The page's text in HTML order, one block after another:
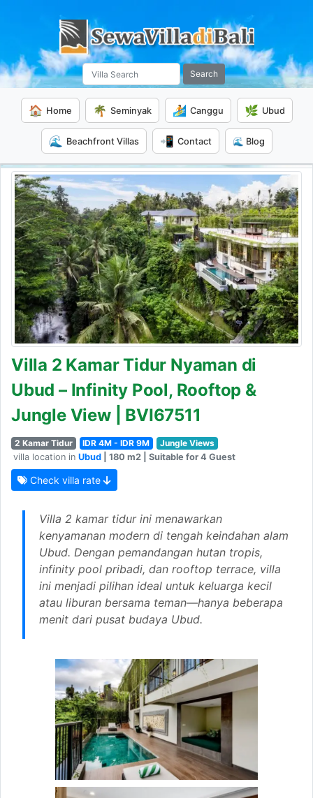
Search
🏠 Home 🌴 Seminyak 🏄 Canggu 🌿 Ubud
🌊 Beachfront Villas 📲 Contact 🌊 Blog
Villa 2 Kamar Tidur Nyaman di
Ubud – Infinity Pool, Rooftop &
Jungle View | BVI67511
2 Kamar Tidur IDR 4M - IDR 9M
Jungle Views
villa location in Ubud | 180 m2 | Suitable for 4 Guest
Check villa rate
Villa 2 kamar tidur ini menawarkan
kenyamanan modern di tengah keindahan alam
Ubud. Dengan pemandangan hutan tropis,
infinity pool pribadi, dan rooftop terrace, villa
ini menjadi pilihan ideal untuk keluarga kecil
atau liburan bersama teman—hanya beberapa
menit dari pusat budaya Ubud.